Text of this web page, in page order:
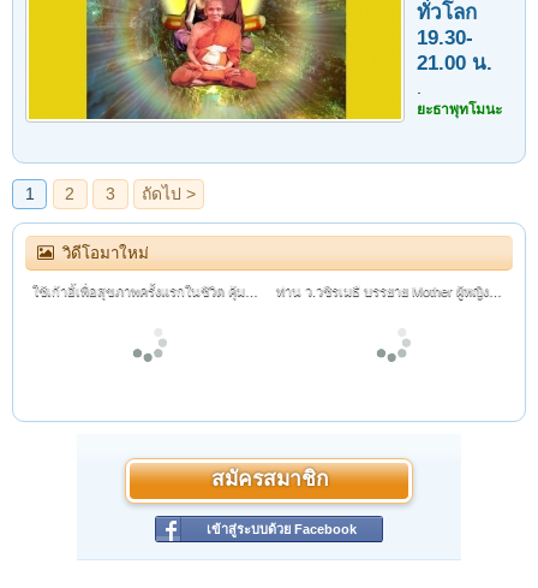
ทั่วโลก
19.30-
21.00 น.
ยะธาพุทโมนะ
วิดีโอมาใหม่
สมัครสมาชิก
เข้าสู่ระบบด้วย Facebook